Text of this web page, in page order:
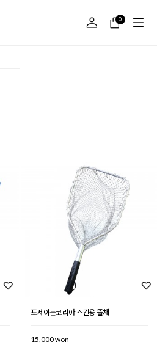
0
포세이돈코리아 스킨용 뜰채
15,000 won